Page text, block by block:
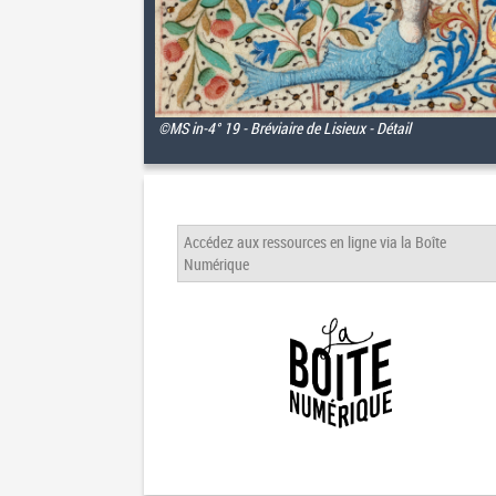
©MS in-4° 19 - Bréviaire de Lisieux - Détail
Accédez aux ressources en ligne via la Boîte
Numérique